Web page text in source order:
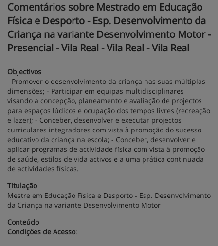
Comentários sobre Mestrado em Educação
Física e Desporto - Esp. Desenvolvimento da
Criança na variante Desenvolvimento Motor -
Presencial - Vila Real - Vila Real - Vila Real
Objectivos
- Promover o desenvolvimento da criança nas suas múltiplas
dimensões; - Participar em equipas multidisciplinares
visando a concepção, planeamento e avaliação de projectos
para espaços lúdicos e ocupação dos tempos livres (recreação
e lazer); - Conceber, desenvolver e executar projectos
curriculares integradores com vista à promoção do sucesso
educativo da criança na escola; - Conceber, desenvolver e
aplicar programas de actividade física com vista à promoção
de saúde, estilos de vida activos e a uma prática continuada
de actividades físicas.
Titulação
Mestre em Educação Física e Desporto - Esp. Desenvolvimento
da Criança na variante Desenvolvimento Motor
Conteúdo
Condições de Acesso: